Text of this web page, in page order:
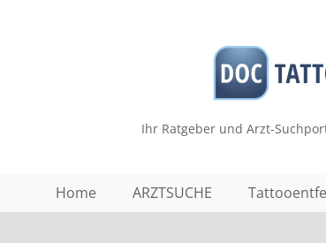
Ihr Ratgeber und Arzt-
Home ARZTSUCHE